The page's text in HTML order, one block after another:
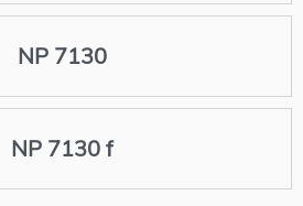
NP 7130
NP 7130 f